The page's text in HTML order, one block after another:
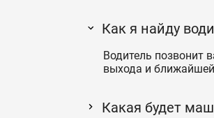
Как я найду
Водитель позвонит
выхода и
Какая будет